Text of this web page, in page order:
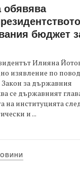
обявява
бюджет
Илияна
изявление по повод
за държавния
се държавният
на институцията
и ...